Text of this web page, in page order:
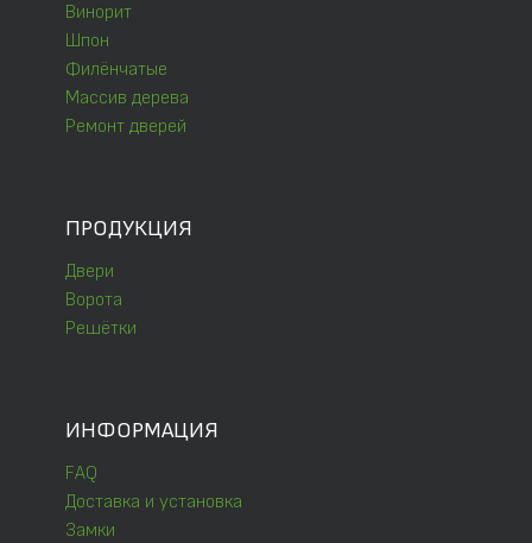
Винорит
Шпон
Филёнчатые
Массив дерева
Ремонт дверей
ПРОДУКЦИЯ
Двери
Ворота
Решётки
ИНФОРМАЦИЯ
FAQ
Доставка и установка
Замки